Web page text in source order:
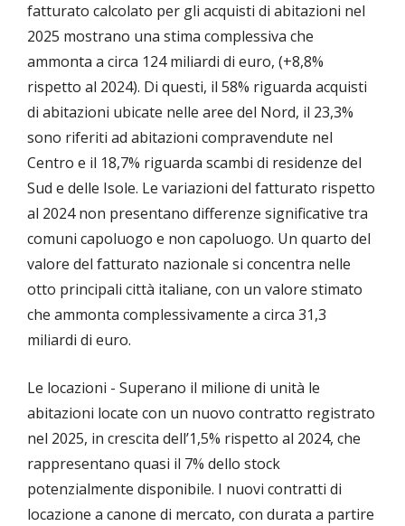
fatturato calcolato per gli acquisti di abitazioni nel
2025 mostrano una stima complessiva che
ammonta a circa 124 miliardi di euro, (+8,8%
rispetto al 2024). Di questi, il 58% riguarda acquisti
di abitazioni ubicate nelle aree del Nord, il 23,3%
sono riferiti ad abitazioni compravendute nel
Centro e il 18,7% riguarda scambi di residenze del
Sud e delle Isole. Le variazioni del fatturato rispetto
al 2024 non presentano differenze significative tra
comuni capoluogo e non capoluogo. Un quarto del
valore del fatturato nazionale si concentra nelle
otto principali città italiane, con un valore stimato
che ammonta complessivamente a circa 31,3
miliardi di euro.
Le locazioni - Superano il milione di unità le
abitazioni locate con un nuovo contratto registrato
nel 2025, in crescita dell’1,5% rispetto al 2024, che
rappresentano quasi il 7% dello stock
potenzialmente disponibile. I nuovi contratti di
locazione a canone di mercato, con durata a partire